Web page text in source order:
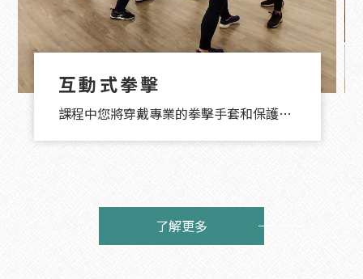
互動式拳擊
課程中您將穿戴專業的拳擊手套和保護裝
了解更多